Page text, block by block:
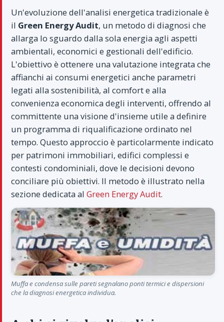
Un'evoluzione dell'analisi energetica tradizionale è
il Green Energy Audit, un metodo di diagnosi che
allarga lo sguardo dalla sola energia agli aspetti
ambientali, economici e gestionali dell'edificio.
L'obiettivo è ottenere una valutazione integrata che
affianchi ai consumi energetici anche parametri
legati alla sostenibilità, al comfort e alla
convenienza economica degli interventi, offrendo al
committente una visione d'insieme utile a definire
un programma di riqualificazione ordinato nel
tempo. Questo approccio è particolarmente indicato
per patrimoni immobiliari, edifici complessi e
contesti condominiali, dove le decisioni devono
conciliare più obiettivi. Il metodo è illustrato nella
sezione dedicata al Green Energy Audit.
Muffa e condensa sulle pareti segnalano ponti termici e dispersioni
che la diagnosi energetica individua.